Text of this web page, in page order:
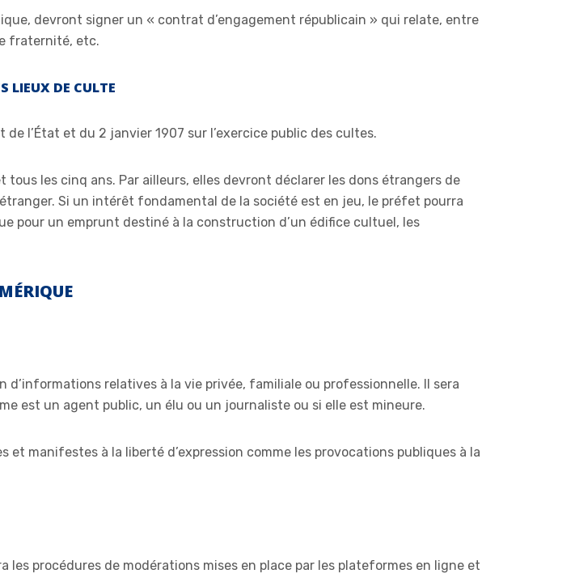
devront signer un « contrat d’engagement républicain » qui relate, entre
fraternité, etc.
LIEUX DE CULTE
l’État et du 2 janvier 1907 sur l’exercice public des cultes.
les cinq ans. Par ailleurs, elles devront déclarer les dons étrangers de
Si un intérêt fondamental de la société est en jeu, le préfet pourra
pour un emprunt destiné à la construction d’un édifice cultuel, les
relatives à la vie privée, familiale ou professionnelle. Il sera
est un agent public, un élu ou un journaliste ou si elle est mineure.
manifestes à la liberté d’expression comme les provocations publiques à la
les procédures de modérations mises en place par les plateformes en ligne et